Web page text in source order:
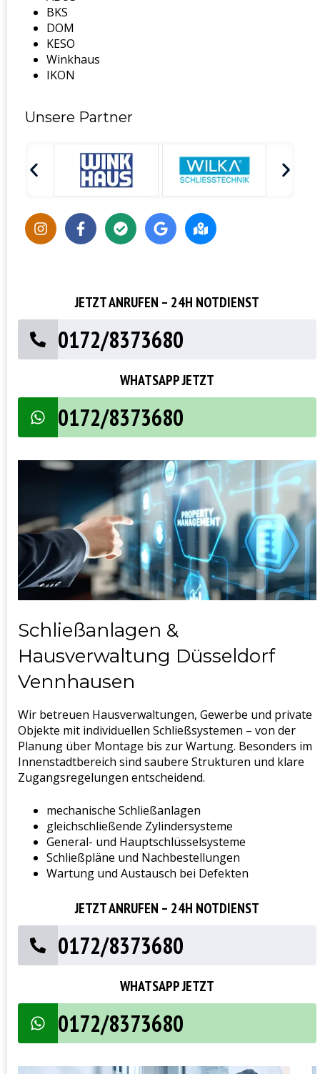
BKS
DOM
KESO
Winkhaus
IKON
Unsere Partner
JETZT ANRUFEN – 24H NOTDIENST
0172/8373680
WHATSAPP JETZT
0172/8373680
Schließanlagen &
Hausverwaltung Düsseldorf
Vennhausen
Wir betreuen Hausverwaltungen, Gewerbe und private
Objekte mit individuellen Schließsystemen – von der
Planung über Montage bis zur Wartung. Besonders im
Innenstadtbereich sind saubere Strukturen und klare
Zugangsregelungen entscheidend.
mechanische Schließanlagen
gleichschließende Zylindersysteme
General- und Hauptschlüsselsysteme
Schließpläne und Nachbestellungen
Wartung und Austausch bei Defekten
JETZT ANRUFEN – 24H NOTDIENST
0172/8373680
WHATSAPP JETZT
0172/8373680